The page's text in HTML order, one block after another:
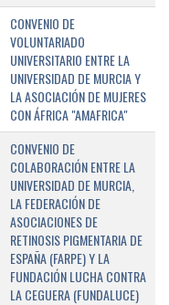
CONVENIO DE
VOLUNTARIADO
UNIVERSITARIO ENTRE LA
UNIVERSIDAD DE MURCIA Y
LA ASOCIACIÓN DE MUJERES
CON ÁFRICA "AMAFRICA"
CONVENIO DE
COLABORACIÓN ENTRE LA
UNIVERSIDAD DE MURCIA,
LA FEDERACIÓN DE
ASOCIACIONES DE
RETINOSIS PIGMENTARIA DE
ESPAÑA (FARPE) Y LA
FUNDACIÓN LUCHA CONTRA
LA CEGUERA (FUNDALUCE)